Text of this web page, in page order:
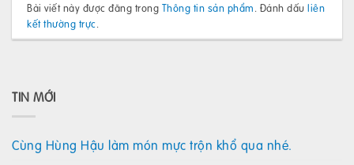
Bài viết này được đăng trong Thông tin sản phẩm. Đánh dấuliên
kết thường trực.
TIN MỚI
Cùng Hùng Hậu làm món mực trộn khổ qua nhé.